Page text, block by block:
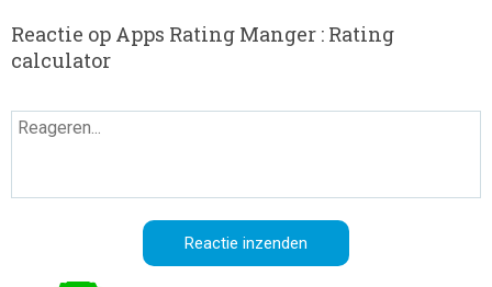
Reactie op Apps Rating Manger : Rating
calculator